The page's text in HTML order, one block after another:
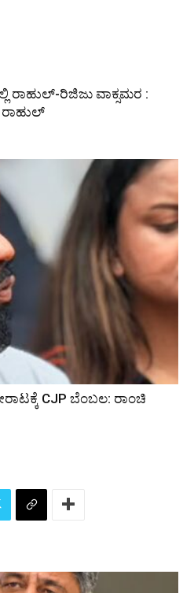
ರಾಹುಲ್‌-ರಿಜಿಜು ವಾಕ್ಸಮರ :
ರಾಹುಲ್‌
CJP ಬೆಂಬಲ: ರಾಂಚಿ